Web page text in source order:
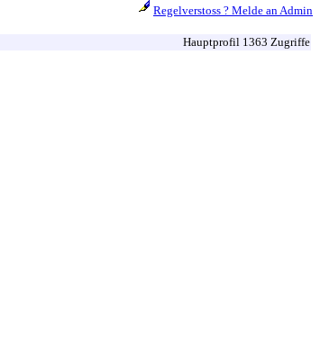
Regelverstoss ? Melde an Admin
Hauptprofil 1363 Zugriffe